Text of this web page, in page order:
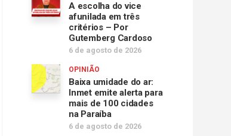
A escolha do vice
afunilada em três
critérios – Por
Gutemberg Cardoso
6 de agosto de 2026
OPINIÃO
Baixa umidade do ar:
Inmet emite alerta para
mais de 100 cidades
na Paraíba
6 de agosto de 2026